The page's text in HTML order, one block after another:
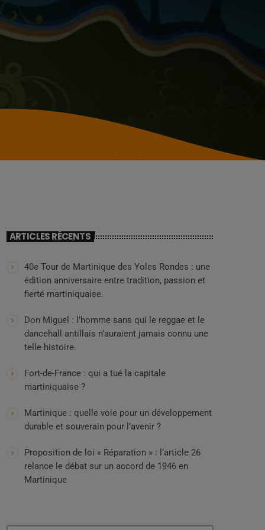
ARTICLES RÉCENTS
40e Tour de Martinique des Yoles Rondes : une
édition anniversaire entre tradition, passion et
fierté martiniquaise.
Don Miguel : l’homme sans qui le reggae et le
dancehall antillais n’auraient jamais connu une
telle histoire.
Fort-de-France : qui a tué la capitale
martiniquaise ?
Martinique : quelle voie pour un développement
durable et souverain pour l’avenir ?
Proposition de loi « Réparation » : l’article 26
relance le débat sur un accord de 1946 en
Martinique